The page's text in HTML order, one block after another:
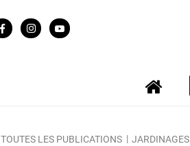
TOUTES LES PUBLICATIONS JARDINAGES